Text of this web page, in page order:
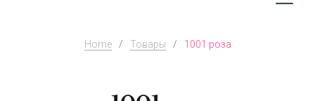
Home / Товары / 1001 роза